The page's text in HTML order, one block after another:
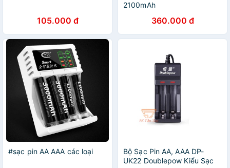
105.000 đ
2100mAh
360.000 đ
#sạc pin AA AAA các loại
Bộ Sạc Pin AA, AAA DP-
UK22 Doublepow Kiểu Sạc